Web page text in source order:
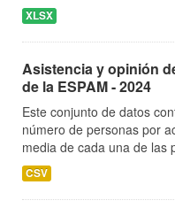
XLSX
Asistencia y opinión
de la ESPAM - 2024
Este conjunto de datos
número de personas por
media de cada una de las
CSV